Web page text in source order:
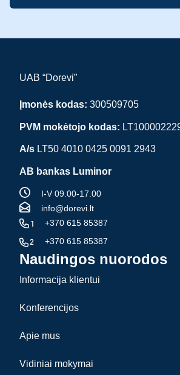
UAB “Dorevi”
Įmonės kodas: 300509705
PVM mokėtojo kodas:
A/s LT50 4010 0425 0091 2943
AB bankas Luminor
I-V 09.00-17.00
+370 615 85387
info@dorevi.lt
+370 615 85387
Naudingos nuorodos
Informacija klientui
Konferencijos
Apie mus
Vidiniai mokymai